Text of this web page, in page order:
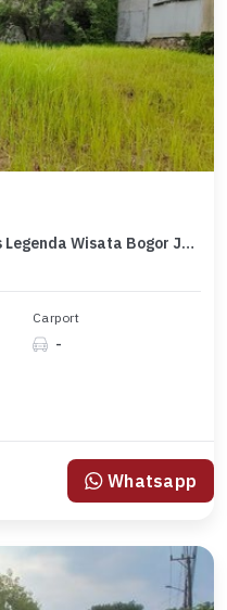
Tanah Dijual di Cluster Acropolis Legenda Wisata Bogor Jawa Barat
Carport
-
Whatsapp